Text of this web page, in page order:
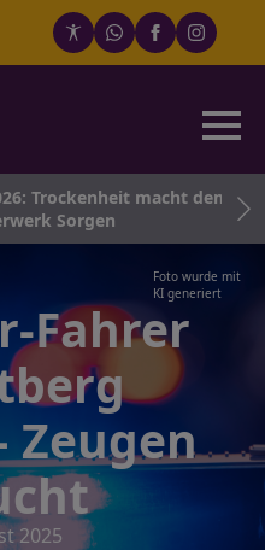
Trockenheit macht dem
Sorgen
Foto wurde mit
KI generiert
Fahrer
Zeugen
2025